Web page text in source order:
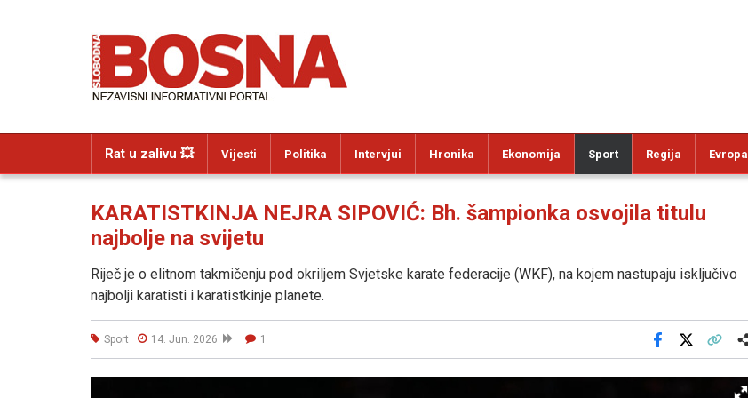
Rat u zalivu 💥 Vijesti Politika Intervjui Hronika Ekonomija Sport Regija Evropa
KARATISTKINJA NEJRA SIPOVIĆ: Bh. šampionka osvojila titulu
najbolje na svijetu
Riječ je o elitnom takmičenju pod okriljem Svjetske karate federacije (WKF), na kojem nastupaju isključivo
najbolji karatisti i karatistkinje planete.
Sport 14. Jun. 2026 1
Facebook